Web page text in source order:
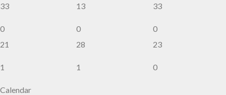
33
0
13
0
33
0
21
1
28
1
23
0
Calendar